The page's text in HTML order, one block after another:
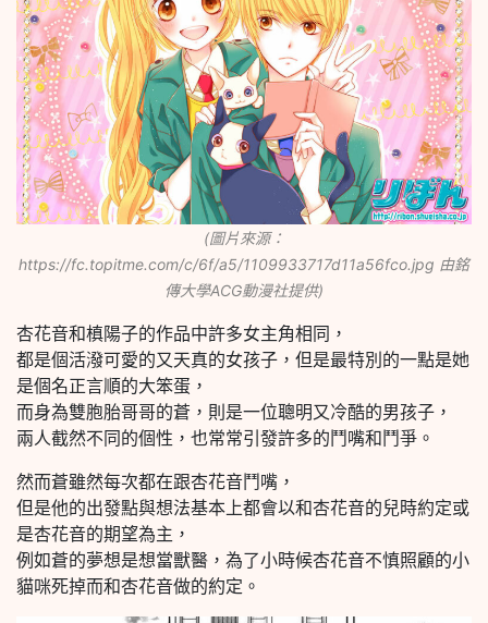
(圖片來源：
https://fc.topitme.com/c/6f/a5/1109933717d11a56fco.jpg 由銘
傳大學ACG動漫社提供)
杏花音和槙陽子的作品中許多女主角相同，
都是個活潑可愛的又天真的女孩子，但是最特別的一點是她
是個名正言順的大笨蛋，
而身為雙胞胎哥哥的蒼，則是一位聰明又冷酷的男孩子，
兩人截然不同的個性，也常常引發許多的鬥嘴和鬥爭。
然而蒼雖然每次都在跟杏花音鬥嘴，
但是他的出發點與想法基本上都會以和杏花音的兒時約定或
是杏花音的期望為主，
例如蒼的夢想是想當獸醫，為了小時候杏花音不慎照顧的小
貓咪死掉而和杏花音做的約定。